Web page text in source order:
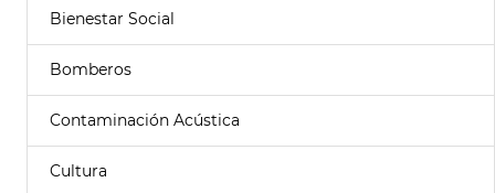
Bienestar Social
Bomberos
Contaminación Acústica
Cultura